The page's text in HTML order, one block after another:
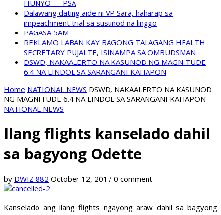
HUNYO — PSA
Dalawang dating aide ni VP Sara, haharap sa
impeachment trial sa susunod na linggo
PAGASA 5AM
REKLAMO LABAN KAY BAGONG TALAGANG HEALTH
SECRETARY PUJALTE, ISINAMPA SA OMBUDSMAN
DSWD, NAKAALERTO NA KASUNOD NG MAGNITUDE
6.4 NA LINDOL SA SARANGANI KAHAPON
Home NATIONAL NEWS DSWD, NAKAALERTO NA KASUNOD
NG MAGNITUDE 6.4 NA LINDOL SA SARANGANI KAHAPON
NATIONAL NEWS
Ilang flights kanselado dahil
sa bagyong Odette
by DWIZ 882 October 12, 2017 0 comment
Kanselado ang ilang flights ngayong araw dahil sa bagyong